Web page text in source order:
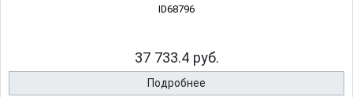
ID68796
37 733.4 руб.
Подробнее